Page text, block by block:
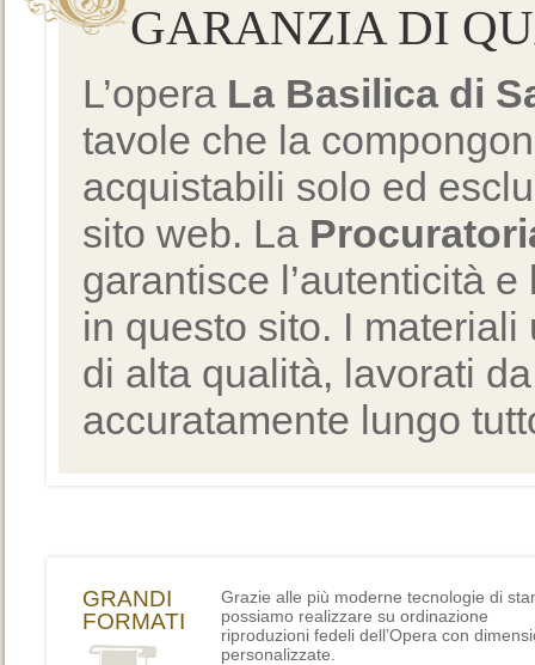
GARANZIA DI
L’opera La Basilica di
tavole che la
acquistabili solo ed
sito web. La
garantisce l’autenticità
in questo sito. I
di alta qualità, lavorati
accuratamente lungo
GRANDI
FORMATI
Grazie alle più moderne tecnologie di
possiamo realizzare su ordinazione
riproduzioni fedeli dell’Opera con
personalizzate.